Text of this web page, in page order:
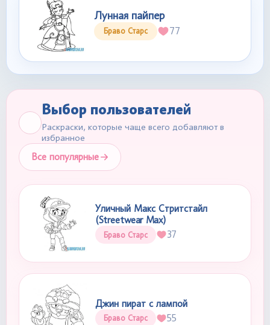
Лунная пайпер
Браво Старс 77
Выбор пользователей
Раскраски, которые чаще всего добавляют в
избранное
Все популярные
Уличный Макс Стритстайл
(Streetwear Max)
Браво Старс 37
Джин пират с лампой
Браво Старс 55